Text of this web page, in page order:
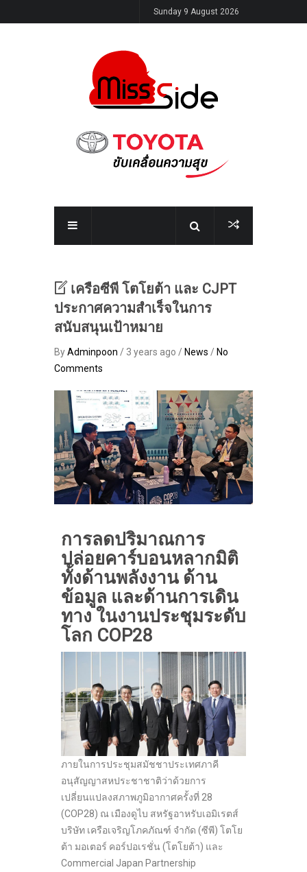
Sunday 9 August 2026
เครือซีพี โตโยต้า และ CJPT
ประกาศความสำเร็จในการ
สนับสนุนเป้าหมาย
ByAdminpoon / 3 years ago / News / No
Comments
การลดปริมาณการ
ปล่อยคาร์บอนหลากมิติ
ทั้งด้านพลังงาน ด้าน
ข้อมูล และด้านการเดิน
ทาง ในงานประชุมระดับ
โลก COP28
ภายในการประชุมสมัชชาประเทศภาคี
อนุสัญญาสหประชาชาติว่าด้วยการ
เปลี่ยนแปลงสภาพภูมิอากาศครั้งที่ 28
(COP28) ณ เมืองดูไบ สหรัฐอาหรับเอมิเรตส์
บริษัท เครือเจริญโภคภัณฑ์ จำกัด (ซีพี) โตโย
ต้า มอเตอร์ คอร์ปอเรชั่น (โตโยต้า) และ
Commercial Japan Partnership